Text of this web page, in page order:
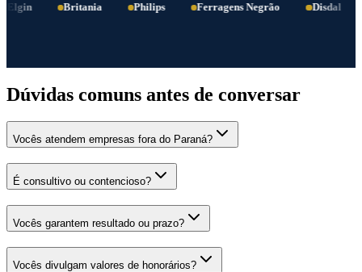
Britania Philips Ferragens Negrão Disdal
Dúvidas comuns antes de conversar
Vocês atendem empresas fora do Paraná?
É consultivo ou contencioso?
Vocês garantem resultado ou prazo?
Vocês divulgam valores de honorários?